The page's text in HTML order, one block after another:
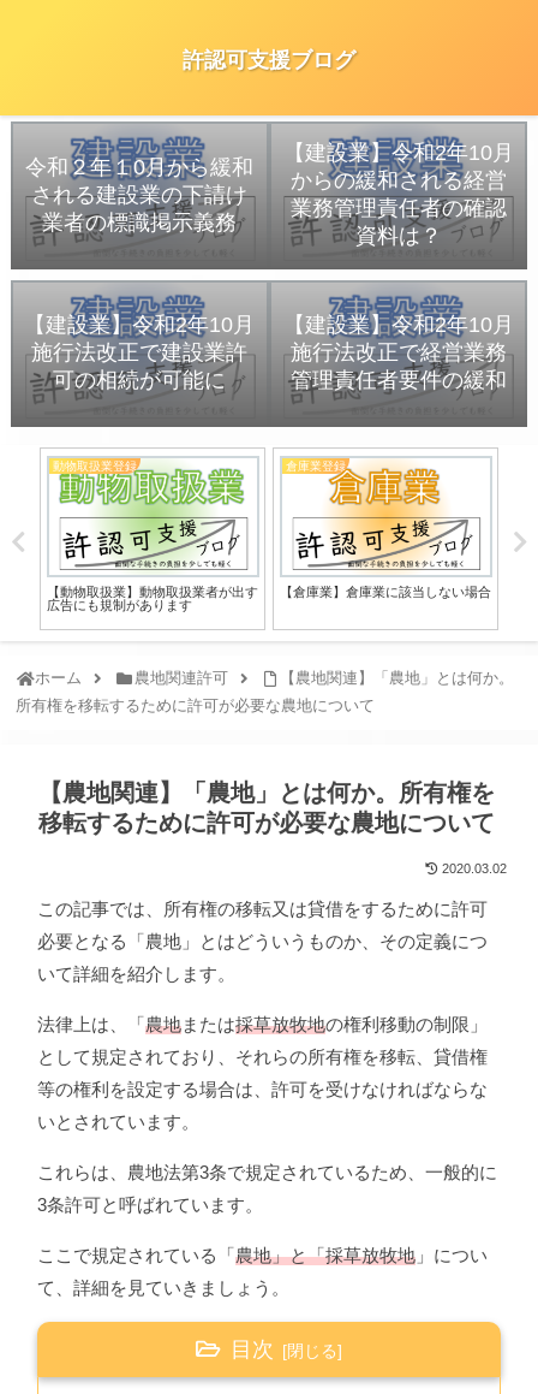
許認可支援ブログ
令和２年１0月から緩和
される建設業の下請け
業者の標識掲示義務
【建設業】令和2年10月
からの緩和される経営
業務管理責任者の確認
資料は？
【建設業】令和2年10月
施行法改正で建設業許
可の相続が可能に
【建設業】令和2年10月
施行法改正で経営業務
管理責任者要件の緩和
動物取扱業登録
【動物取扱業】動物取扱業者が出す
広告にも規制があります
倉庫業登録
【倉庫業】倉庫業に該当しない場合
ホーム 農地関連許可
【農地関連】「農地」とは何か。
所有権を移転するために許可が必要な農地について
【農地関連】「農地」とは何か。所有権を
移転するために許可が必要な農地について
2020.03.02
この記事では、所有権の移転又は貸借をするために許可
必要となる「農地」とはどういうものか、その定義につ
いて詳細を紹介します。
法律上は、「農地または採草放牧地の権利移動の制限」
として規定されており、それらの所有権を移転、貸借権
等の権利を設定する場合は、許可を受けなければならな
いとされています。
これらは、農地法第3条で規定されているため、一般的に
3条許可と呼ばれています。
ここで規定されている「農地」と「採草放牧地 」につい
て、詳細を見ていきましょう。
目次